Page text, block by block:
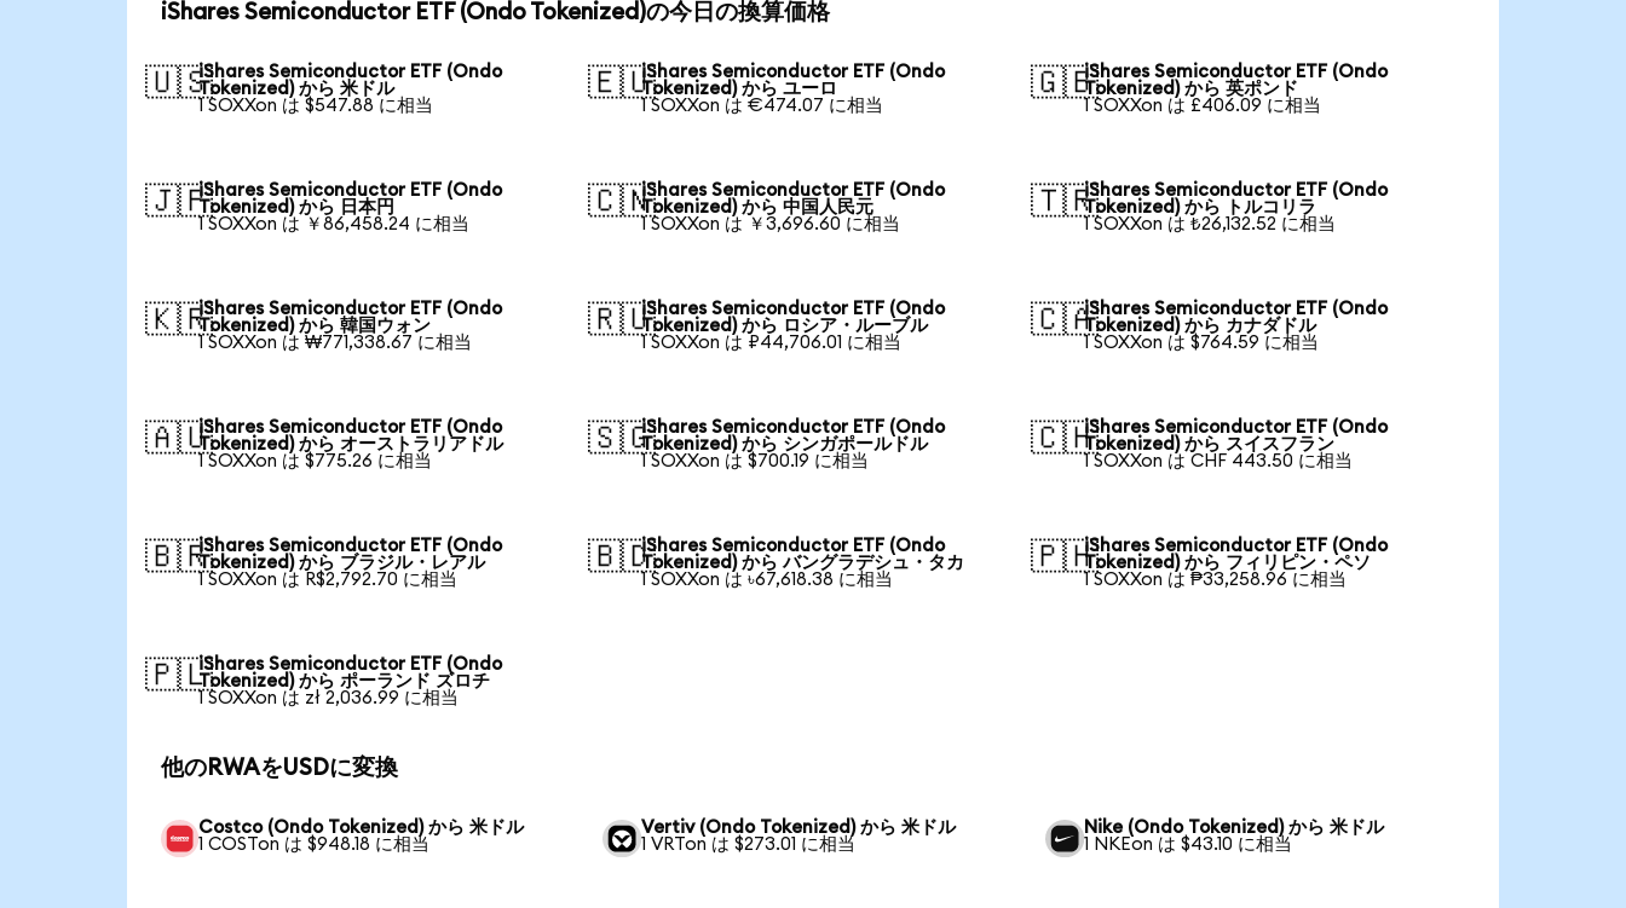
iShares Semiconductor ETF (Ondo Tokenized)の今日の換算価格
🇺🇸iShares Semiconductor ETF (Ondo
Tokenized) から 米ドル
1 SOXXon は $547.88 に相当
🇪🇺iShares Semiconductor ETF (Ondo
Tokenized) から ユーロ
1 SOXXon は €474.07 に相当
🇬🇧iShares Semiconductor ETF (Ondo
Tokenized) から 英ポンド
1 SOXXon は £406.09 に相当
🇯🇵iShares Semiconductor ETF (Ondo
Tokenized) から 日本円
1 SOXXon は ￥86,458.24 に相当
🇨🇳iShares Semiconductor ETF (Ondo
Tokenized) から 中国人民元
1 SOXXon は ￥3,696.60 に相当
🇹🇷iShares Semiconductor ETF (Ondo
Tokenized) から トルコリラ
1 SOXXon は ₺26,132.52 に相当
🇰🇷iShares Semiconductor ETF (Ondo
Tokenized) から 韓国ウォン
1 SOXXon は ₩771,338.67 に相当
🇷🇺iShares Semiconductor ETF (Ondo
Tokenized) から ロシア・ルーブル
1 SOXXon は ₽44,706.01 に相当
🇨🇦iShares Semiconductor ETF (Ondo
Tokenized) から カナダドル
1 SOXXon は $764.59 に相当
🇦🇺iShares Semiconductor ETF (Ondo
Tokenized) から オーストラリアドル
1 SOXXon は $775.26 に相当
🇸🇬iShares Semiconductor ETF (Ondo
Tokenized) から シンガポールドル
1 SOXXon は $700.19 に相当
🇨🇭iShares Semiconductor ETF (Ondo
Tokenized) から スイスフラン
1 SOXXon は CHF 443.50 に相当
🇧🇷iShares Semiconductor ETF (Ondo
Tokenized) から ブラジル・レアル
1 SOXXon は R$2,792.70 に相当
🇧🇩iShares Semiconductor ETF (Ondo
Tokenized) から バングラデシュ・タカ
1 SOXXon は ৳67,618.38 に相当
🇵🇭iShares Semiconductor ETF (Ondo
Tokenized) から フィリピン・ペソ
1 SOXXon は ₱33,258.96 に相当
🇵🇱iShares Semiconductor ETF (Ondo
Tokenized) から ポーランド ズロチ
1 SOXXon は zł 2,036.99 に相当
他のRWAをUSDに変換
Costco (Ondo Tokenized) から 米ドル
1 COSTon は $948.18 に相当
Vertiv (Ondo Tokenized) から 米ドル
1 VRTon は $273.01 に相当
Nike (Ondo Tokenized) から 米ドル
1 NKEon は $43.10 に相当